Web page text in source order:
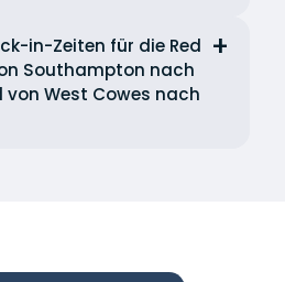
in-Zeiten für die Red
Southampton nach
von West Cowes nach